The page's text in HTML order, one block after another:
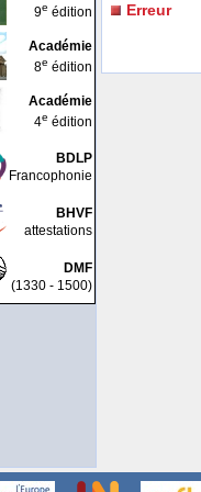
9e édition
Académie
8e édition
Académie
4e édition
BDLP
Francophonie
BHVF
attestations
DMF
(1330 - 1500)
Erreur